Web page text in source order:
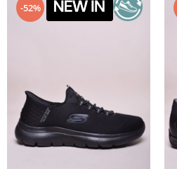
-52%